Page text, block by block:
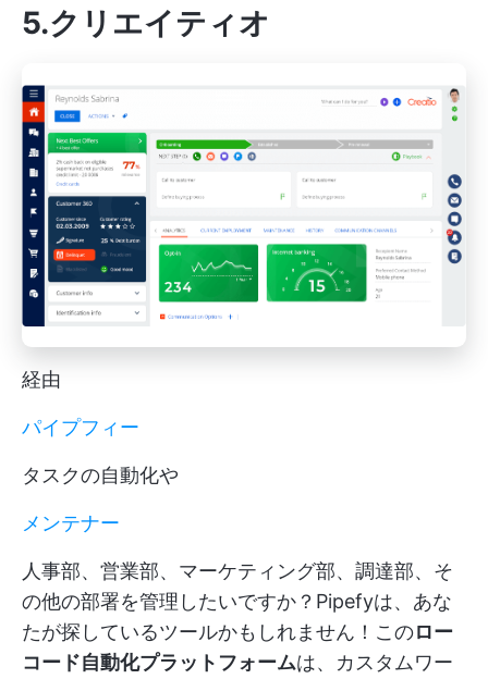
5.クリエイティオ
経由
パイプフィー
タスクの自動化や
メンテナー
人事部、営業部、マーケティング部、調達部、そ
の他の部署を管理したいですか？Pipefyは、あな
たが探しているツールかもしれません！このロー
コード自動化プラットフォームは、カスタムワー